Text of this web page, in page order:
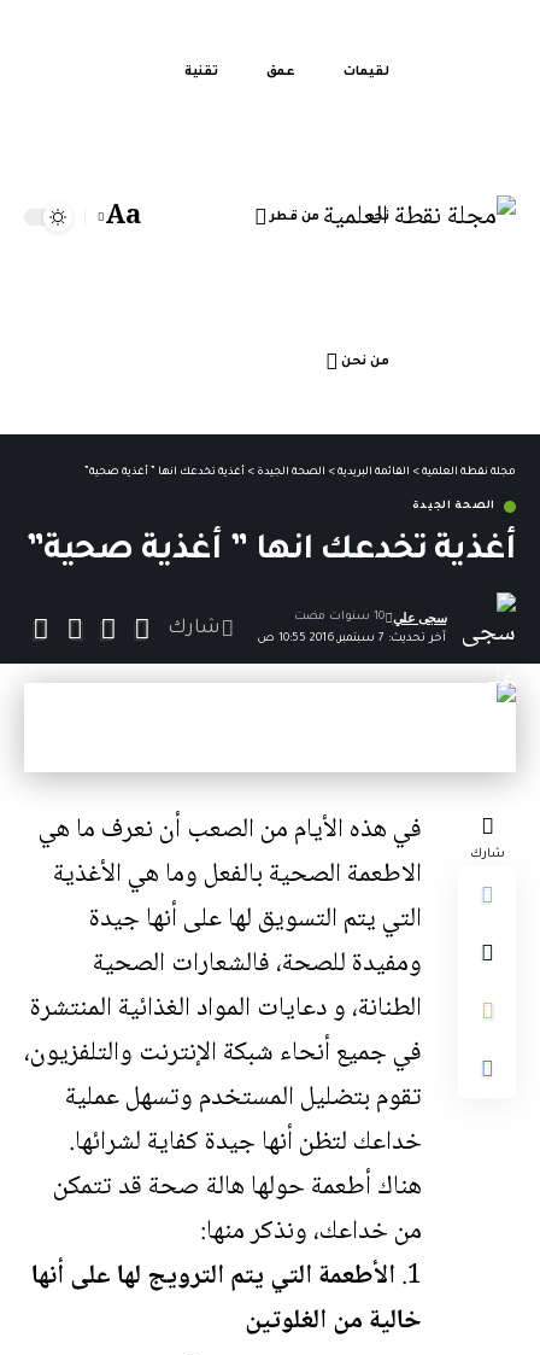
لقيمات عمق تقنية
تحر من قطر
من نحن
Aa
مجلة نقطة العلمية > القائمة البريدية > الصحة الجيدة > أغذية تخدعك انها ” أغذية صحية”
الصحة الجيدة
أغذية تخدعك انها ” أغذية صحية”
آخر تحديث: 7 سبتمبر,2016 10:55 ص
سجى علي 10 سنوات مضت
شارك
شارك
في هذه الأيام من الصعب أن نعرف ما هي
الاطعمة الصحية بالفعل وما هي الأغذية
التي يتم التسويق لها على أنها جيدة
ومفيدة للصحة، فالشعارات الصحية
الطنانة، و دعايات المواد الغذائية المنتشرة
في جميع أنحاء شبكة الإنترنت والتلفزيون،
تقوم بتضليل المستخدم وتسهل عملية
خداعك لتظن أنها جيدة كفاية لشرائها.
هناك أطعمة حولها هالة صحة قد تتمكن
من خداعك، ونذكر منها:
الأطعمة التي يتم الترويج لها على أنها
خالية من الغلوتين